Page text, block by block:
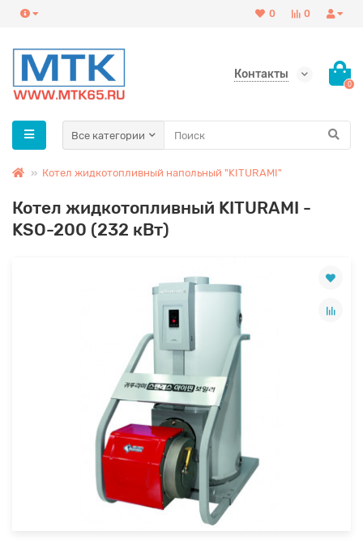
0
0
Контакты
0
Все категории
Котел жидкотопливный напольный "KITURAMI"
Котел жидкотопливный KITURAMI -
KSO-200 (232 кВт)